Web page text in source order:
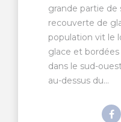
grande partie de
recouverte de
population vit le
glace et
dans le sud-
au-dessus du...